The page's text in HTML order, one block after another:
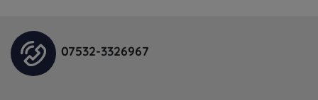
07532-3326967